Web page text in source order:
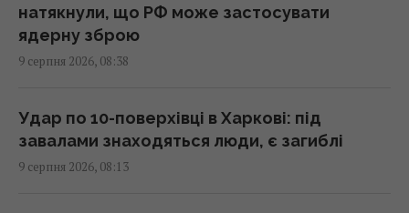
Ситний білковий обід можна приготувати
за кілька хвилин: рол із куркою
Чому Венера гарячіша за Меркурій, хоча й
розташована далі від Сонця: пояснення
натякнули, що РФ може застосувати
ядерну зброю
9 серпня 2026, 08:38
Удар по 10-поверхівці в Харкові: під
завалами знаходяться люди, є загиблі
9 серпня 2026, 08:13